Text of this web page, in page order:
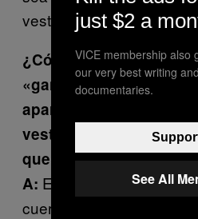
vestido.
¿Cómo puede ser que
«ganen» likes por
aparecen sexualizadas,
vestidas, y que
que aparece vello
A: Este es un tema muy
cuerpo desnudo no es
just $2 a
VICE membership also
our very best writing
documentaries.
See All